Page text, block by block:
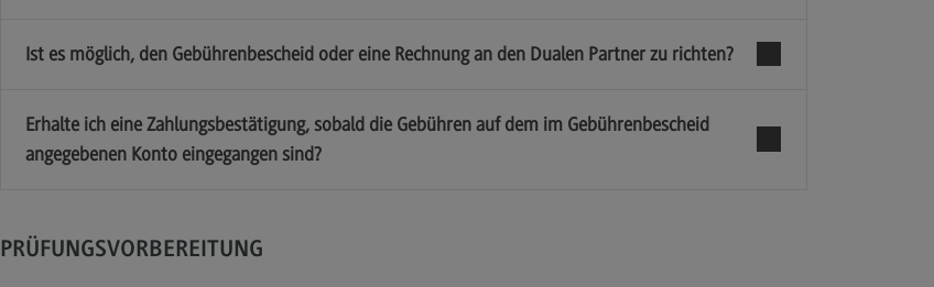
Ist es möglich, den Gebührenbescheid oder eine Rechnung an den Dualen Partner zu richten?
Erhalte ich eine Zahlungsbestätigung, sobald die Gebühren auf dem im Gebührenbescheid
angegebenen Konto eingegangen sind?
PRÜFUNGSVORBEREITUNG